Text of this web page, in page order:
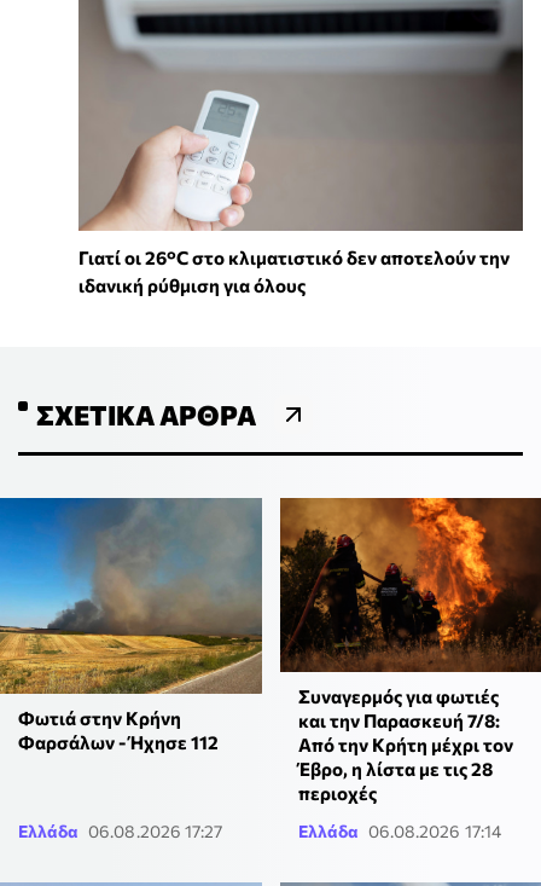
Γιατί οι 26°C στο κλιματιστικό δεν αποτελούν την
ιδανική ρύθμιση για όλους
ΣΧΕΤΙΚΆ ΆΡΘΡΑ
Φωτιά στην Κρήνη
Φαρσάλων - Ήχησε 112
Ελλάδα 06.08.2026 17:27
Συναγερμός για φωτιές
και την Παρασκευή 7/8:
Από την Κρήτη μέχρι τον
Έβρο, η λίστα με τις 28
περιοχές
Ελλάδα 06.08.2026 17:14